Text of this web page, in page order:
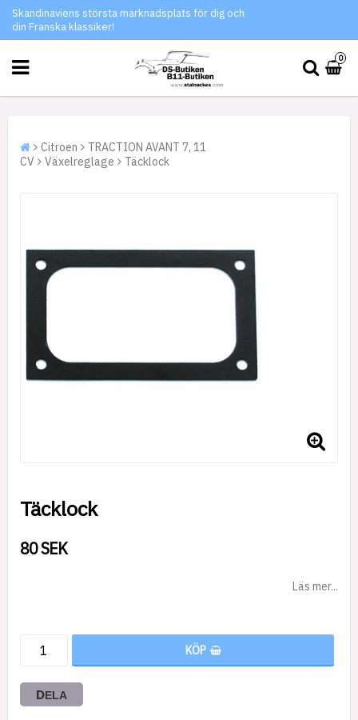
Skandinaviens största marknadsplats för dig och
din Franska klassiker!
0
Citroen
TRACTION AVANT 7, 11
CV
Växelreglage Täcklock
Täcklock
80 SEK
Läs mer...
KÖP
DELA